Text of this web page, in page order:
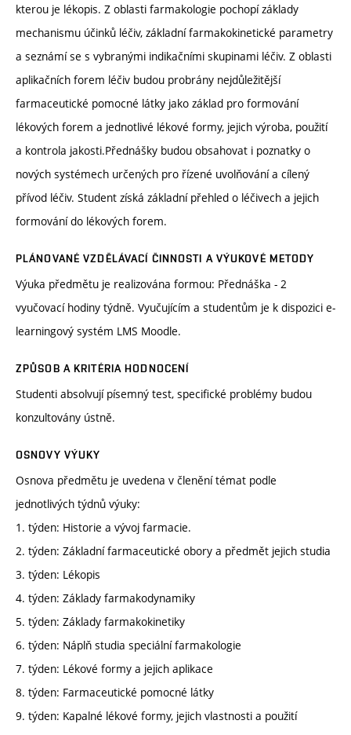
kterou je lékopis. Z oblasti farmakologie pochopí základy
mechanismu účinků léčiv, základní farmakokinetické parametry
a seznámí se s vybranými indikačními skupinami léčiv. Z oblasti
aplikačních forem léčiv budou probrány nejdůležitější
farmaceutické pomocné látky jako základ pro formování
lékových forem a jednotlivé lékové formy, jejich výroba, použití
a kontrola jakosti.Přednášky budou obsahovat i poznatky o
nových systémech určených pro řízené uvolňování a cílený
přívod léčiv. Student získá základní přehled o léčivech a jejich
formování do lékových forem.
PLÁNOVANÉ VZDĚLÁVACÍ ČINNOSTI A VÝUKOVÉ METODY
Výuka předmětu je realizována formou: Přednáška - 2
vyučovací hodiny týdně. Vyučujícím a studentům je k dispozici e-
learningový systém LMS Moodle.
ZPŮSOB A KRITÉRIA HODNOCENÍ
Studenti absolvují písemný test, specifické problémy budou
konzultovány ústně.
OSNOVY VÝUKY
Osnova předmětu je uvedena v členění témat podle
jednotlivých týdnů výuky:
1. týden: Historie a vývoj farmacie.
2. týden: Základní farmaceutické obory a předmět jejich studia
3. týden: Lékopis
4. týden: Základy farmakodynamiky
5. týden: Základy farmakokinetiky
6. týden: Náplň studia speciální farmakologie
7. týden: Lékové formy a jejich aplikace
8. týden: Farmaceutické pomocné látky
9. týden: Kapalné lékové formy, jejich vlastnosti a použití